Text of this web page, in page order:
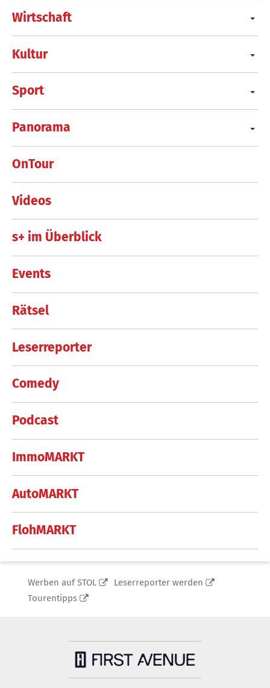
Wirtschaft
Kultur
Sport
Panorama
OnTour
Videos
s+ im Überblick
Events
Rätsel
Leserreporter
Comedy
Podcast
ImmoMARKT
AutoMARKT
FlohMARKT
Werben auf STOL
Leserreporter werden
Tourentipps